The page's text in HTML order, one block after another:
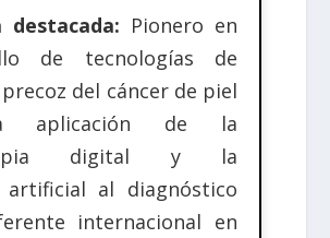
destacada: Pionero en
de tecnologías de
del cáncer de piel
de la
digital y la
artificial al diagnóstico
internacional en